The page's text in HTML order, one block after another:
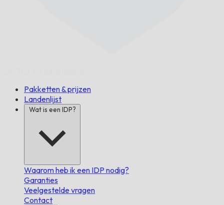
Pakketten & prijzen
Landenlijst
Wat is een IDP?
Waarom heb ik een IDP nodig?
Garanties
Veelgestelde vragen
Contact